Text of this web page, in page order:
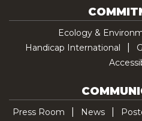
Ecology &
Handicap International
Press Room News